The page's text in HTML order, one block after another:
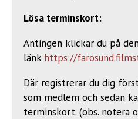
Lösa terminskort:
Antingen klickar du på
länk https://
Där registrerar du dig
som medlem och sedan
terminskort. (obs. notera